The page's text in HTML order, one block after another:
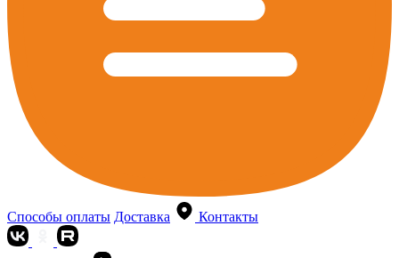
Способы оплаты Доставка Контакты